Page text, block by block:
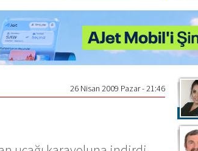
26 Nisan 2009 Pazar - 21:46